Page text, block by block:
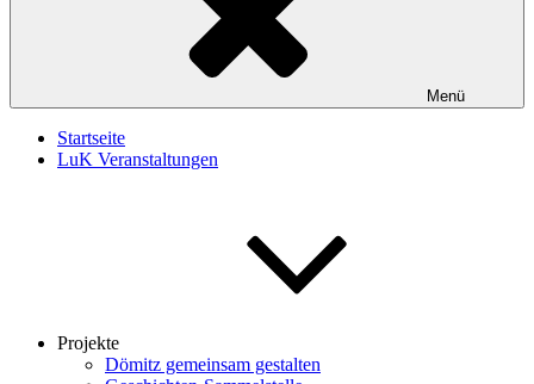
Menü
Startseite
LuK Veranstaltungen
Projekte
Dömitz gemeinsam gestalten